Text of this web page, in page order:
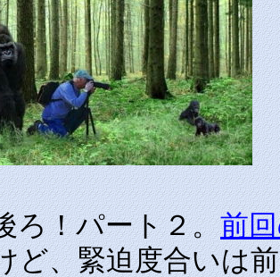
ろ！パート２。前
ど、緊迫度合いは